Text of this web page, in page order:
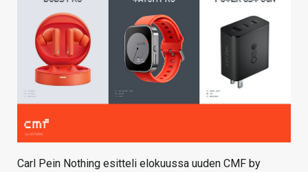
HAKU
Carl Pein Nothing esitteli elokuussa uuden CMF by